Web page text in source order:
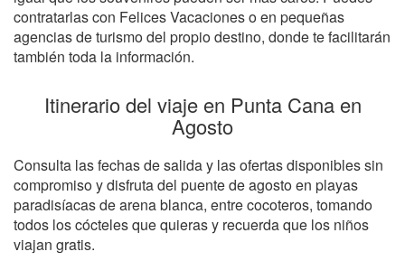
contratarlas con Felices Vacaciones o en pequeñas
agencias de turismo del propio destino, donde te facilitarán
también toda la información.
Itinerario del viaje en Punta Cana en
Agosto
Consulta las fechas de salida y las ofertas disponibles sin
compromiso y disfruta del puente de agosto en playas
paradisíacas de arena blanca, entre cocoteros, tomando
todos los cócteles que quieras y recuerda que los niños
viajan gratis.